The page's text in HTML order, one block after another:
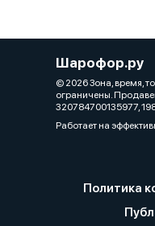
Шарофор.ру
© 2026 Зона, время,
ограничены.
320784700135977,
Работает на
Политика